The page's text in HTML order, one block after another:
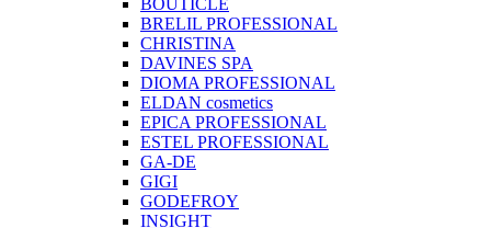
BOUTICLE
BRELIL PROFESSIONAL
CHRISTINA
DAVINES SPA
DIOMA PROFESSIONAL
ELDAN cosmetics
EPICA PROFESSIONAL
ESTEL PROFESSIONAL
GA-DE
GIGI
GODEFROY
INSIGHT